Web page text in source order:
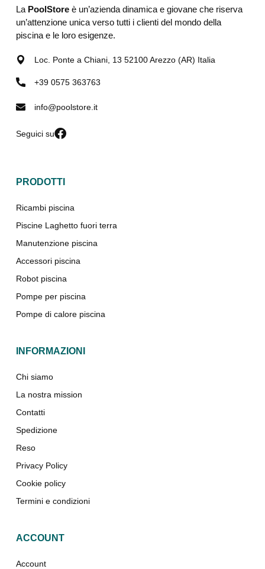
La PoolStoreè un’azienda dinamica e giovane che riserva
un’attenzione unica verso tutti i clienti del mondo della
piscina e le loro esigenze.
Loc. Ponte a Chiani, 13 52100 Arezzo (AR) Italia
+39 0575 363763
info@poolstore.it
Seguici su
PRODOTTI
Ricambi piscina
Piscine Laghetto fuori terra
Manutenzione piscina
Accessori piscina
Robot piscina
Pompe per piscina
Pompe di calore piscina
INFORMAZIONI
Chi siamo
La nostra mission
Contatti
Spedizione
Reso
Privacy Policy
Cookie policy
Termini e condizioni
ACCOUNT
Account